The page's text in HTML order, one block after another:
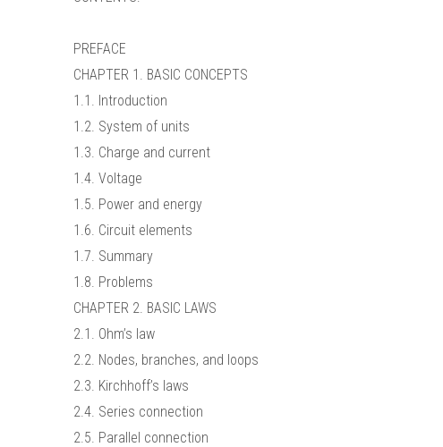
PREFACE
CHAPTER 1. BASIC CONCEPTS
1.1. Introduction
1.2. System of units
1.3. Charge and current
1.4. Voltage
1.5. Power and energy
1.6. Circuit elements
1.7. Summary
1.8. Problems
CHAPTER 2. BASIC LAWS
2.1. Ohm’s law
2.2. Nodes, branches, and loops
2.3. Kirchhoff’s laws
2.4. Series connection
2.5. Parallel connection